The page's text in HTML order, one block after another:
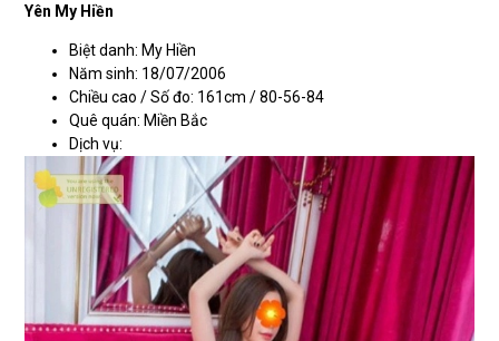
Yên My Hiền
Biệt danh: My Hiền
Năm sinh: 18/07/2006
Chiều cao / Số đo: 161cm / 80-56-84
Quê quán: Miền Bắc
Dịch vụ: